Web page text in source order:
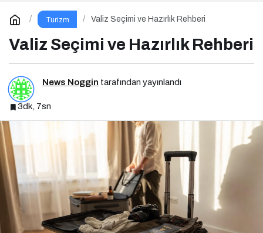
Turizm Valiz Seçimi ve Hazırlık Rehberi
Valiz Seçimi ve Hazırlık Rehberi
News Noggin tarafından yayınlandı
3dk, 7sn